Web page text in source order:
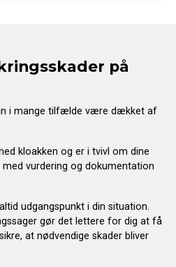
på
i mange tilfælde være dækket af
kloakken og er i tvivl om dine
vurdering og dokumentation
udgangspunkt i din situation.
gør det lettere for dig at få
at nødvendige skader bliver